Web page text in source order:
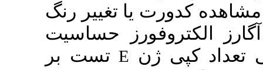
یا تغییر رنگ
حساسیت
ژنE تست بر